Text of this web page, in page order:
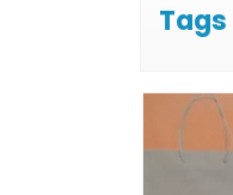
Tags